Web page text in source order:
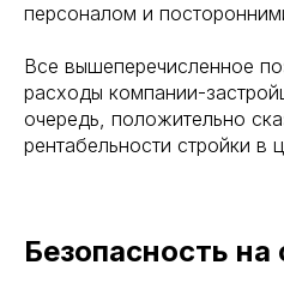
персоналом и
Все вышеперечисленное
расходы компании-
очередь, положительно
рентабельности стройки в
Безопасность на